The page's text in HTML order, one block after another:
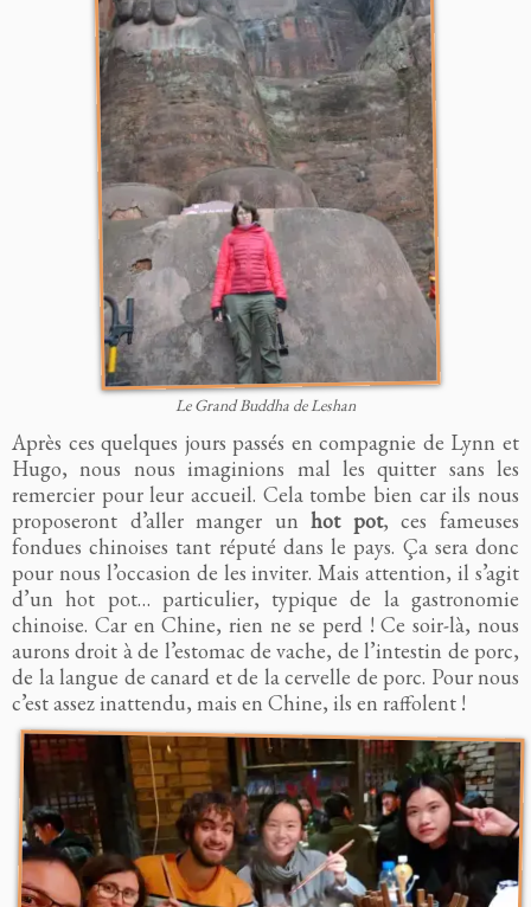
Le Grand Buddha de Leshan
Après ces quelques jours passés en compagnie de Lynn et
Hugo, nous nous imaginions mal les quitter sans les
remercier pour leur accueil. Cela tombe bien car ils nous
proposeront d’aller manger unhot pot, ces fameuses
fondues chinoises tant réputé dans le pays. Ça sera donc
pour nous l’occasion de les inviter. Mais attention, il s’agit
d’un hot pot… particulier, typique de la gastronomie
chinoise. Car en Chine, rien ne se perd ! Ce soir-là, nous
aurons droit à de l’estomac de vache, de l’intestin de porc,
de la langue de canard et de la cervelle de porc. Pour nous
c’est assez inattendu, mais en Chine, ils en raffolent !